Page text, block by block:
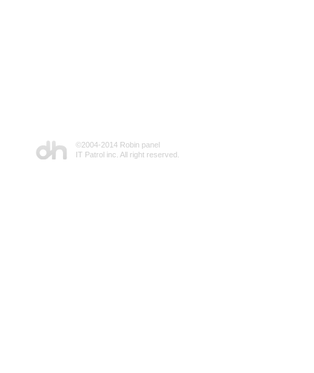
©2004-2014 Robin panel
IT Patrol inc. All right reserved.